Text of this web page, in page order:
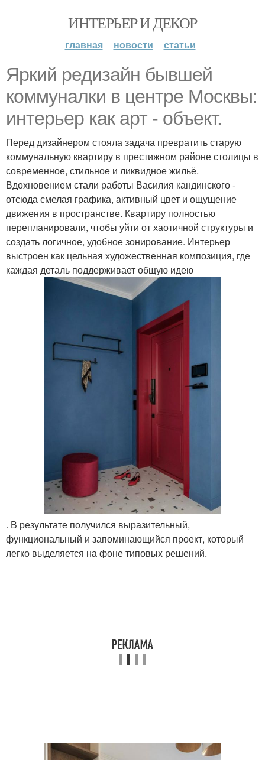
ИНТЕРЬЕР И ДЕКОР
главная новости статьи
Яркий редизайн бывшей
коммуналки в центре Москвы:
интерьер как арт - объект.
Перед дизайнером стояла задача превратить старую
коммунальную квартиру в престижном районе столицы в
современное, стильное и ликвидное жильё.
Вдохновением стали работы Василия кандинского -
отсюда смелая графика, активный цвет и ощущение
движения в пространстве. Квартиру полностью
перепланировали, чтобы уйти от хаотичной структуры и
создать логичное, удобное зонирование. Интерьер
выстроен как цельная художественная композиция, где
каждая деталь поддерживает общую идею
. В результате получился выразительный,
функциональный и запоминающийся проект, который
легко выделяется на фоне типовых решений.